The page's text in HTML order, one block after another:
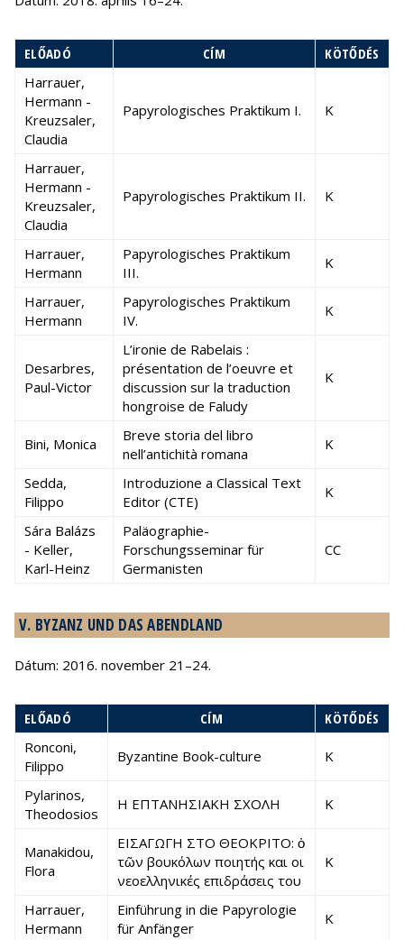
ELŐADÓ CÍM
KÖTŐDÉS
Harrauer,
Hermann -
Kreuzsaler,
Claudia
Papyrologisches Praktikum I. K
Harrauer,
Hermann -
Kreuzsaler,
Claudia
Papyrologisches Praktikum II. K
Harrauer,
Hermann
Papyrologisches Praktikum
III.
K
Harrauer,
Hermann
Papyrologisches Praktikum
IV.
K
Desarbres,
Paul-Victor
L’ironie de Rabelais :
présentation de l’oeuvre et
discussion sur la traduction
hongroise de Faludy
K
Bini, Monica
Breve storia del libro
nell’antichità romana
K
Sedda,
Filippo
Introduzione a Classical Text
Editor (CTE)
K
Sára Balázs
- Keller,
Karl-Heinz
Paläographie-
Forschungsseminar für
Germanisten
CC
V. BYZANZ UND DAS ABENDLAND
Dátum: 2016. november 21–24.
ELŐADÓ CÍM
KÖTŐDÉS
Ronconi,
Filippo
Byzantine Book-culture K
Pylarinos,
Theodosios
Η ΕΠΤΑΝΗΣΙΑΚΗ ΣΧΟΛΗ K
Manakidou,
Flora
ΕΙΣΑΓΩΓΗ ΣΤΟ ΘΕΟΚΡΙΤΟ: ὁ
τῶν βουκόλων ποιητής και οι
νεοελληνικές επιδράσεις του
K
Harrauer,
Hermann
Einführung in die Papyrologie
für Anfänger
K